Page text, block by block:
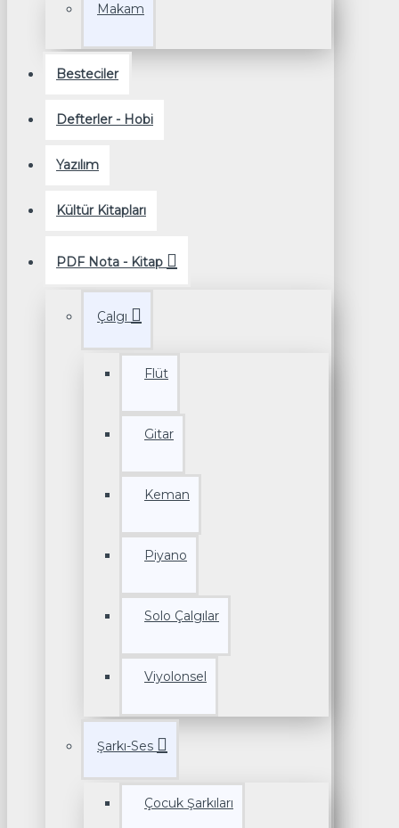
Makam
Besteciler
Defterler - Hobi
Yazılım
Kültür Kitapları
PDF Nota - Kitap
Çalgı
Flüt
Gitar
Keman
Piyano
Solo Çalgılar
Viyolonsel
Şarkı-Ses
Çocuk Şarkıları